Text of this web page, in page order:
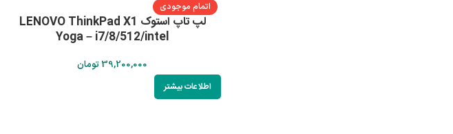
اتمام موجودی
لپ تاپ استوک LENOVO ThinkPad X1
Yoga – i7/8/512/intel
39,200,000 تومان
اطلاعات بیشتر